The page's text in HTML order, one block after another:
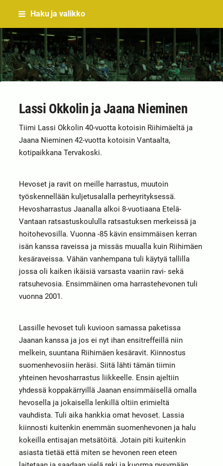
Siirry
sisältöön
Haku ja valikko
Sivuston etusivulle
Lassi Okkolin ja Jaana Nieminen
Tiimi Lassi Okkolin 40-vuotta kotoisin Riihimäeltä ja
Jaana Nieminen 42-vuotta kotoisin Vantaalta,
kotipaikkana Tervakoski.
Hevoset ja ravit on meille harrastus, muutoin
työskennellään kuljetusalalla perheyrityksessä.
Hevosharrastus Jaanalla alkoi 8-vuotiaana Etelä-
Vantaan ratsastuskoululla ratsastuksen merkeissä ja
hoitohevosilla. Vuonna -85 kävin ensimmäisen kerran
isän kanssa raveissa ja missäs muualla kuin Riihimäen
kesäraveissa. Vähän vanhempana tuli käytyä tallilla
jossa oli kaiken ikäisiä varsasta vaariin ravi- sekä
ratsuhevosia. Ensimmäinen oma harrastehevonen tuli
vuonna 2001.
Lassille hevoset tuli kuvioon samassa paketissa
Jaanan kanssa ja jos ei nyt ihan ensitreffeillä niin
melkein, suuntana Riihimäen kesäravit. Kiinnostus
suomenhevosiin heräsi. Siitä lähti tämän tiimin
yhteinen hevosharrastus liikkeelle. Ensin ajeltiin
yhdessä koppakärryillä Jaanan ensimmäisellä omalla
hevosella ja jokaisella lenkillä oltiin erimieltä
vauhdista. Tuli aika hankkia omat hevoset. Lassia
kiinnosti kuitenkin enemmän suomenhevonen ja halu
kokeilla entisajan metsätöitä. Jotain piti kuitenkin
asiasta tietää että miten se hevonen reen eteen